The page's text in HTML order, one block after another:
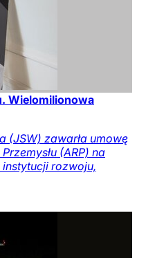
Wielomilionowa
(JSW) zawarła umowę
(ARP) na
rozwoju,